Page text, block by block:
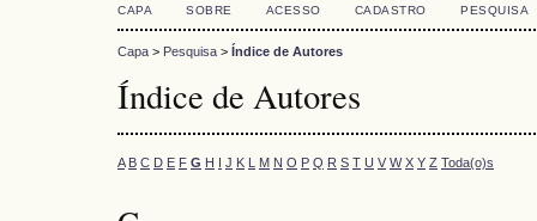
CAPA SOBRE ACESSO CADASTRO PESQUISA
Capa > Pesquisa > Índice de Autores
Índice de Autores
A B C D E F G H I J K L M N O P Q R S T U V W X Y Z Toda(o)s